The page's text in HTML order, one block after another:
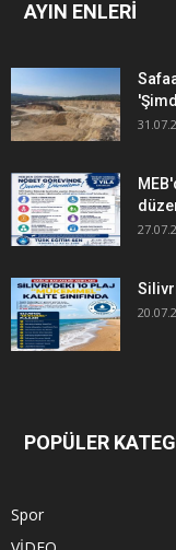
AYIN ENLERİ
POPÜLER
Spor